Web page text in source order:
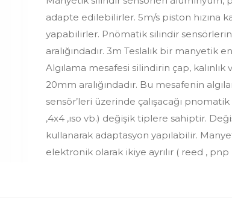
adapte edilebilirler. 5m/s piston hızına
yapabilirler. Pnömatik silindir
aralığındadır. 3m Teslalık bir
Algılama mesafesi silindirin çap,
20mm aralığındadır. Bu mesafenin
sensör’leri üzerinde çalışacağı
,4x4 ,ıso vb.) değişik tiplere sahiptir.
kullanarak adaptasyon yapılabilir.
elektronik olarak ikiye ayrılır ( reed ,